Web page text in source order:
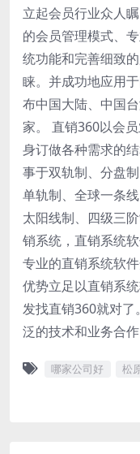
立起会员行业众人
的会员管理模式、
统功能和完善细致
睐。并成功地应用
布中国大陆、中国
家。 直销360以会
身订做各种需求的
事于双轨制、分盘
单轨制、全球一条
太阳线制、四级三
销系统，直销系统
专业的直销系统软
优势立足以直销系
发找直销360就对
泛的技术和业务合
哪家公司好 松